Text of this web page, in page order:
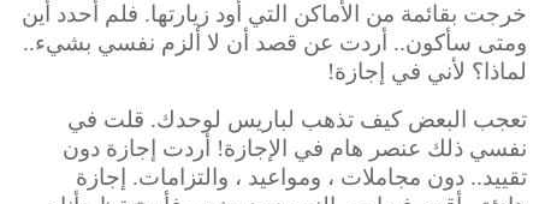
خرجت بقائمة من الأماكن التي أود زيارتها. فلم أحدد أين
ومتى سأكون.. أردت عن قصد أن لا ألزم نفسي بشيء..
لماذا؟ لأني في إجازة!
تعجب البعض كيف تذهب لباريس لوحدك. قلت في
نفسي ذلك عنصر هام في الإجازة! أردت إجازة دون
تقييد.. دون مجاملات ، ومواعيد ، والتزامات. إجازة